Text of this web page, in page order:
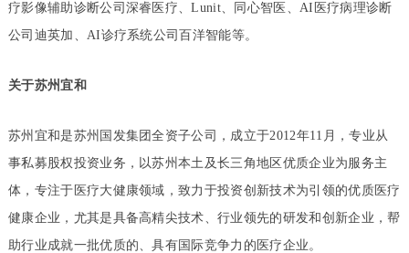
疗影像辅助诊断公司深睿医疗、Lunit、同心智医、AI医疗病理诊断
公司迪英加、AI诊疗系统公司百洋智能等。
关于苏州宜和
苏州宜和是苏州国发集团全资子公司，成立于2012年11月，专业从
事私募股权投资业务，以苏州本土及长三角地区优质企业为服务主
体，专注于医疗大健康领域，致力于投资创新技术为引领的优质医疗
健康企业，尤其是具备高精尖技术、行业领先的研发和创新企业，帮
助行业成就一批优质的、具有国际竞争力的医疗企业。